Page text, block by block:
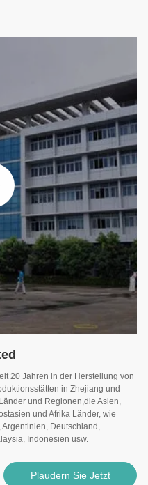
20 Jahren in der Herstellung von
in Zhejiang und
und Regionen,die Asien,
und Afrika Länder, wie
Deutschland,
Indonesien usw.
Plaudern Sie Jetzt